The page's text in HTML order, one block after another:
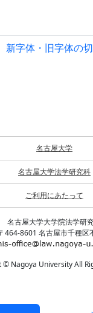
新字体・旧字体の
名古屋大学
名古屋大学法学研究科
ご利用にあたって
名古屋大学大学院法学研
464-8601 名古屋市千種区
© Nagoya University All